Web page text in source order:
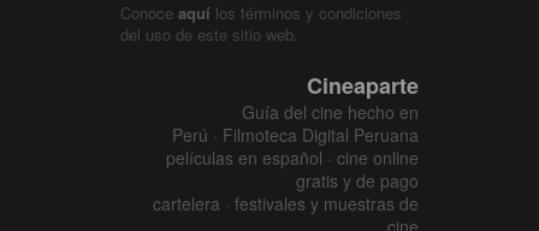
Conoce aquí los términos y condiciones
del uso de este sitio web.
Cineaparte
Guía del cine hecho en
Perú · Filmoteca Digital Peruana
películas en español · cine online
gratis y de pago
cartelera · festivales y muestras de